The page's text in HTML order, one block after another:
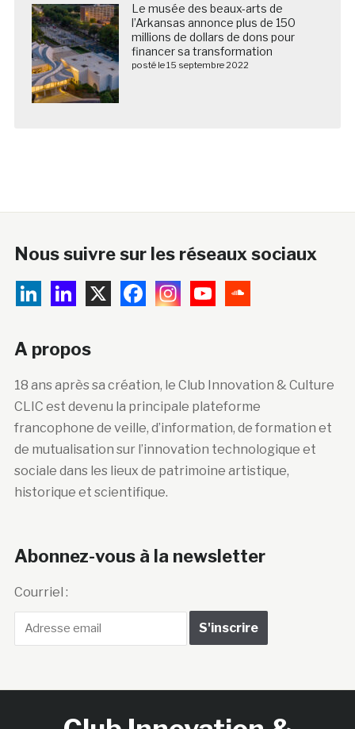
Le musée des beaux-arts de
l’Arkansas annonce plus de 150
millions de dollars de dons pour
financer sa transformation
posté le 15 septembre 2022
Nous suivre sur les réseaux sociaux
A propos
18 ans après sa création, le Club Innovation & Culture
CLIC est devenu la principale plateforme
francophone de veille, d’information, de formation et
de mutualisation sur l’innovation technologique et
sociale dans les lieux de patrimoine artistique,
historique et scientifique.
Abonnez-vous à la newsletter
Courriel :